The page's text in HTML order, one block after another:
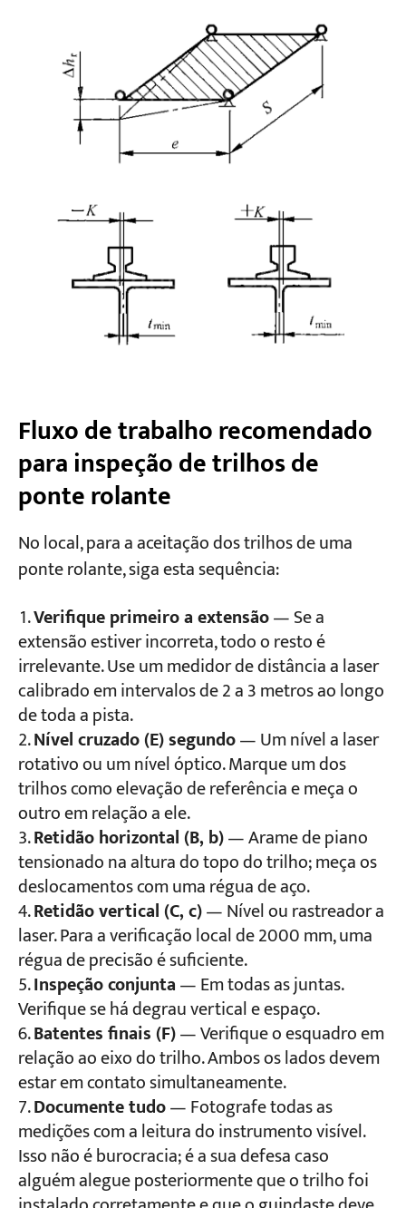
Fluxo de trabalho recomendado
para inspeção de trilhos de
ponte rolante
No local, para a aceitação dos trilhos de uma
ponte rolante, siga esta sequência:
Verifique primeiro a extensão— Se a
extensão estiver incorreta, todo o resto é
irrelevante. Use um medidor de distância a laser
calibrado em intervalos de 2 a 3 metros ao longo
de toda a pista.
Nível cruzado (E) segundo— Um nível a laser
rotativo ou um nível óptico. Marque um dos
trilhos como elevação de referência e meça o
outro em relação a ele.
Retidão horizontal (B, b)— Arame de piano
tensionado na altura do topo do trilho; meça os
deslocamentos com uma régua de aço.
Retidão vertical (C, c)— Nível ou rastreador a
laser. Para a verificação local de 2000 mm, uma
régua de precisão é suficiente.
Inspeção conjunta— Em todas as juntas.
Verifique se há degrau vertical e espaço.
Batentes finais (F)— Verifique o esquadro em
relação ao eixo do trilho. Ambos os lados devem
estar em contato simultaneamente.
Documente tudo— Fotografe todas as
medições com a leitura do instrumento visível.
Isso não é burocracia; é a sua defesa caso
alguém alegue posteriormente que o trilho foi